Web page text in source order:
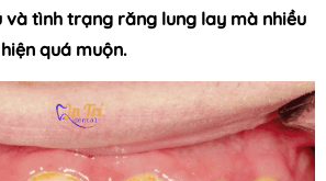
và tình trạng răng lung lay mà nhiều
quá muộn.